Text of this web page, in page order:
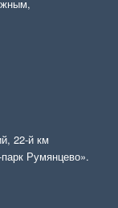
22-й км
Румянцево».